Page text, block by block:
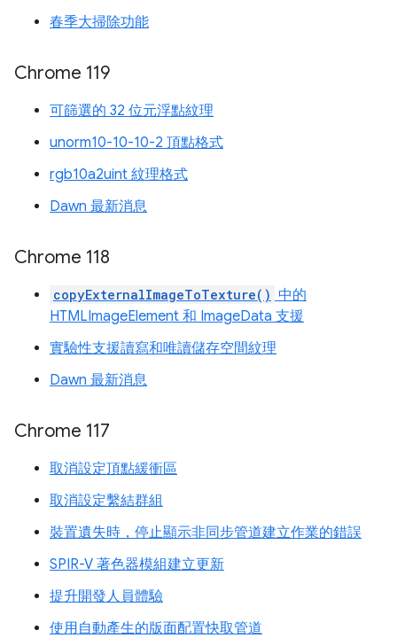
春季大掃除功能
Chrome 119
可篩選的 32 位元浮點紋理
unorm10-10-10-2 頂點格式
rgb10a2uint 紋理格式
Dawn 最新消息
Chrome 118
copyExternalImageToTexture() 中的
HTMLImageElement 和 ImageData 支援
實驗性支援讀寫和唯讀儲存空間紋理
Dawn 最新消息
Chrome 117
取消設定頂點緩衝區
取消設定繫結群組
裝置遺失時，停止顯示非同步管道建立作業的錯誤
SPIR-V 著色器模組建立更新
提升開發人員體驗
使用自動產生的版面配置快取管道